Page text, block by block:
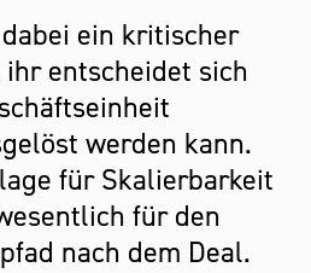
ein kritischer
entscheidet sich
werden kann.
für Skalierbarkeit
für den
nach dem Deal.